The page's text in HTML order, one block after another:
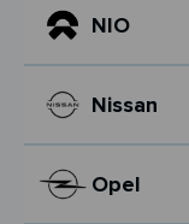
NIO
Nissan
Opel